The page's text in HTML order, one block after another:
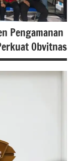
Pengamanan
Obvitnas